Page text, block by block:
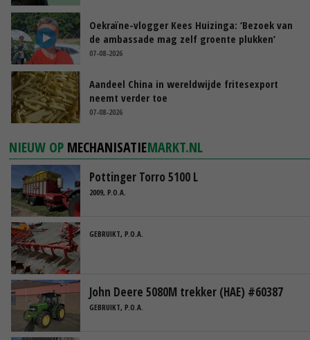
Oekraïne-vlogger Kees Huizinga: ‘Bezoek van
de ambassade mag zelf groente plukken’
07-08-2026
Aandeel China in wereldwijde fritesexport
neemt verder toe
07-08-2026
NIEUW OP MECHANISATIEMARKT.NL
Pottinger Torro 5100 L
2009, P.O.A.
GEBRUIKT, P.O.A.
John Deere 5080M trekker (HAE) #60387
GEBRUIKT, P.O.A.